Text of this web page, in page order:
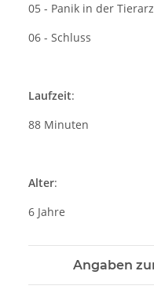
05 - Panik in der
06 - Schluss
Laufzeit:
88 Minuten
Alter:
6 Jahre
Angaben